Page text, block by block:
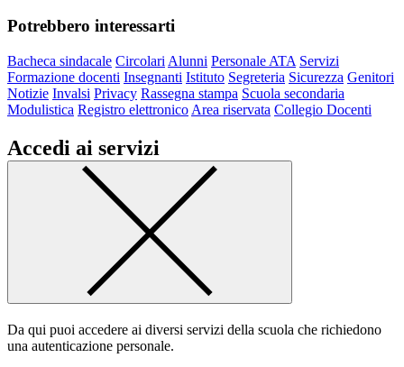
Potrebbero interessarti
Bacheca sindacale Circolari Alunni Personale ATA Servizi
Formazione docenti Insegnanti Istituto Segreteria Sicurezza Genitori
Notizie Invalsi Privacy Rassegna stampa Scuola secondaria
Modulistica Registro elettronico Area riservata Collegio Docenti
Accedi ai servizi
Da qui puoi accedere ai diversi servizi della scuola che richiedono
una autenticazione personale.